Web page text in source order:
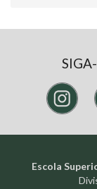
Escola